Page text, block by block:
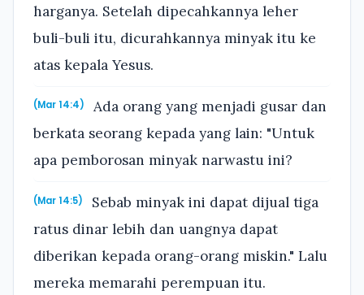
harganya. Setelah dipecahkannya leher
buli-buli itu, dicurahkannya minyak itu ke
atas kepala Yesus.
(Mar 14:4)
Ada orang yang menjadi gusar dan
berkata seorang kepada yang lain: "Untuk
apa pemborosan minyak narwastu ini?
(Mar 14:5)
Sebab minyak ini dapat dijual tiga
ratus dinar lebih dan uangnya dapat
diberikan kepada orang-orang miskin." Lalu
mereka memarahi perempuan itu.